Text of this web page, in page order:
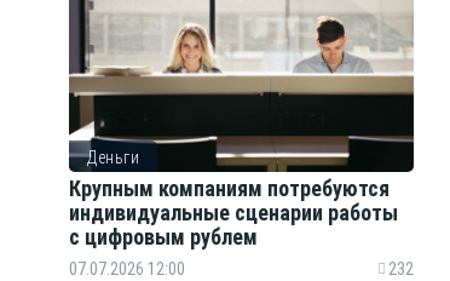
Деньги
Крупным компаниям потребуются
индивидуальные сценарии работы
с цифровым рублем
07.07.2026 12:00 232